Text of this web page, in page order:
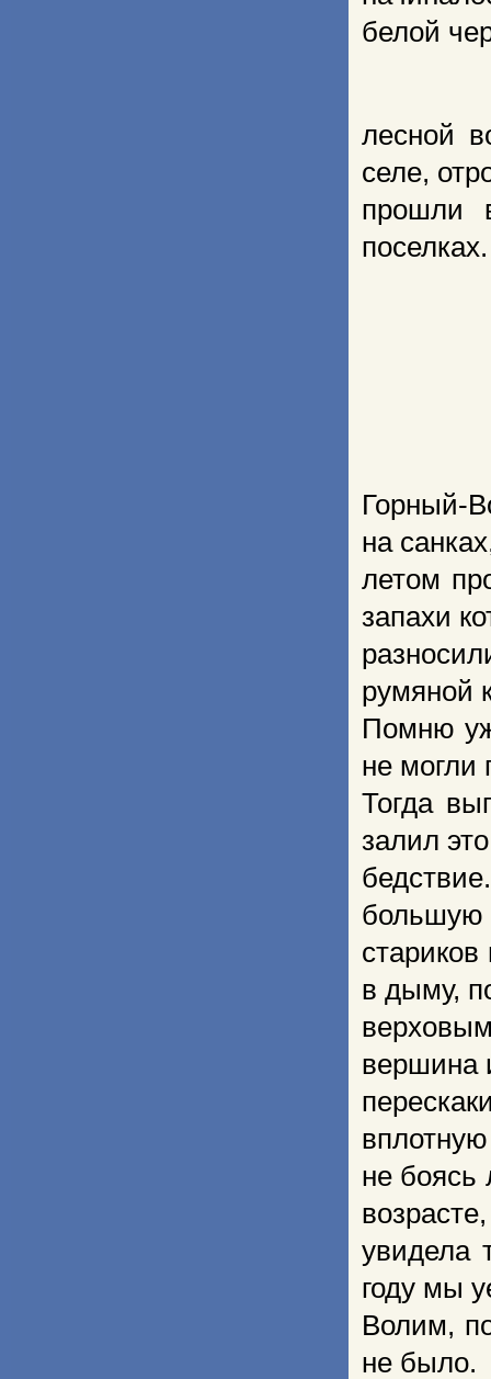
белой
лесной
селе,
прошли
поселках.
Горный-
на
летом
запахи
румяной
Помню
не могли
Тогда
залил
большую
в дыму,
вершина
не боясь
увидела
году мы
Волим,
не было.